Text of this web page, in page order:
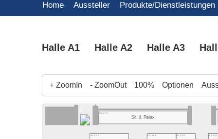
Home Aussteller Produkte/Dienstleistungen
Halle A1 Halle A2 Halle A3
+ ZoomIn - ZoomOut 100% Optionen
B3.574 B3.568 B3.562 B3.560
B3.575
Sit & Relax